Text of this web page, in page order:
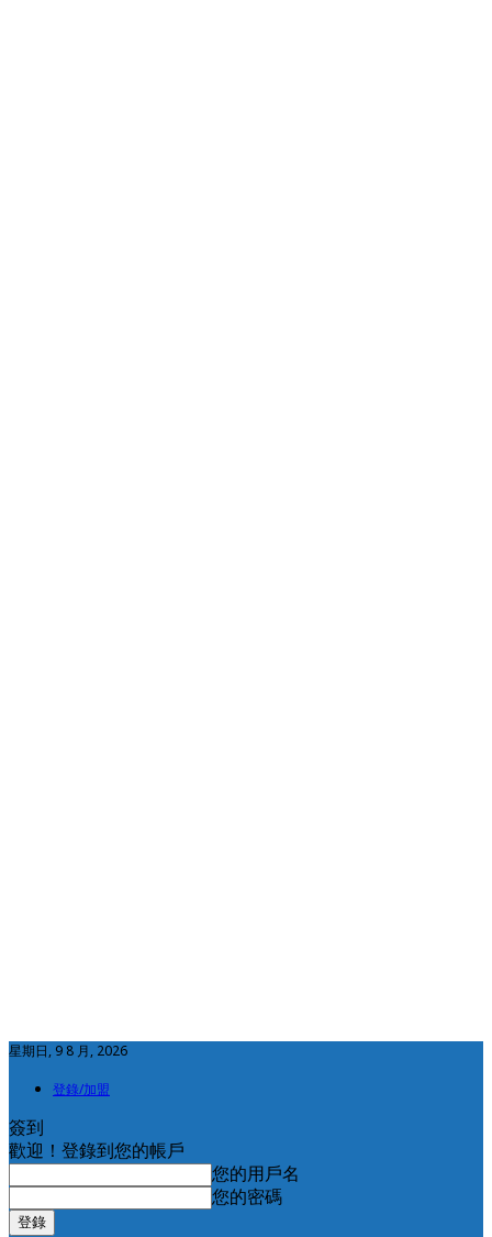
星期日, 9 8 月, 2026
登錄/加盟
簽到
歡迎！登錄到您的帳戶
您的用戶名
您的密碼